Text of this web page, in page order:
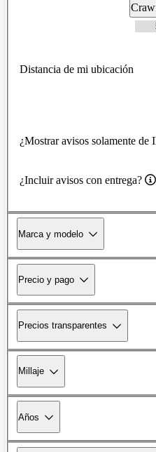
Distancia de mi ubicación
¿Mostrar avisos solamente de
¿Incluir avisos con entrega?
Marca y modelo
Precio y pago
Precios transparentes
Millaje
Años